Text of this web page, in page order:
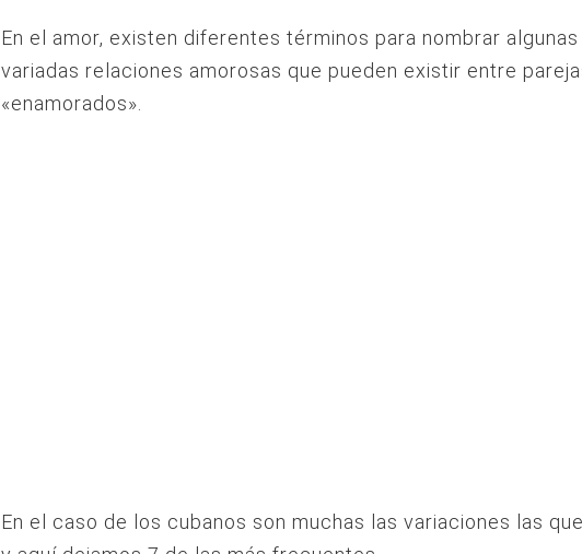
En el amor, existen diferentes términos para nombrar
variadas relaciones amorosas que pueden existir entre
«enamorados».
En el caso de los cubanos son muchas las variaciones las